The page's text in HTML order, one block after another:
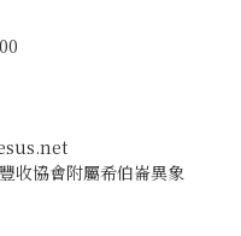
收協會附屬希伯崙異象